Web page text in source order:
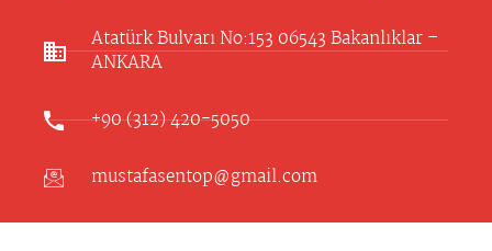
Atatürk Bulvarı No:153 06543 Bakanlıklar –
ANKARA​
+90 (312) 420-5050
mustafasentop@gmail.com